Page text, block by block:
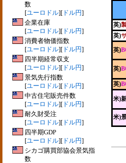
数
[ユーロドル][ ドル円]
企業在庫
[ユーロドル][ ドル円]
消費者物価指数
[ユーロドル][ ドル円]
四半期経常収支
[ユーロドル][ ドル円]
景気先行指数
[ユーロドル][ ドル円]
中古住宅販売件数
[ユーロドル][ ドル円]
耐久財受注
[ユーロドル][ ドル円]
四半期GDP
[ユーロドル][ ドル円]
シカゴ購買部協会景気指
数
英)
英)
英)
英)
英)
米)
米)